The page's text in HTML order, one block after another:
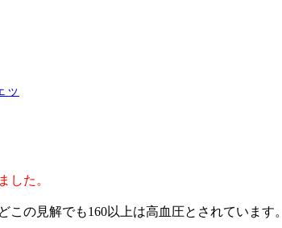
ッ
した。
の見解でも160以上は高血圧とされています。